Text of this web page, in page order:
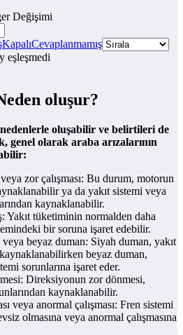
Değişimi
KapalıCevaplanmamış
eşleşmedi
oluşur?
oluşabilir ve belirtileri de
genel olarak araba arızalarının
zor çalışması: Bu durum, motorun
ya da yakıt sistemi veya
kaynaklanabilir.
Yakıt tüketiminin normalden daha
bir soruna işaret edebilir.
beyaz duman: Siyah duman, yakıt
beyaz duman,
sorunlarına işaret eder.
Direksiyonun zor dönmesi,
kaynaklanabilir.
veya anormal çalışması: Fren sistemi
olmasına veya anormal çalışmasına